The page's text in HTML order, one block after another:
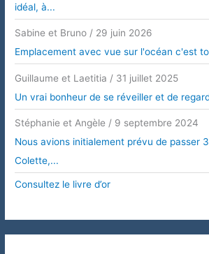
idéal, à...
Sabine et Bruno / 29 juin 2026
Emplacement avec vue sur l'océan c'est
Guillaume et Laetitia / 31 juillet 2025
Un vrai bonheur de se réveiller et de
Stéphanie et Angèle / 9 septembre 2024
Nous avions initialement prévu de passer
Colette,...
Consultez le livre d’or